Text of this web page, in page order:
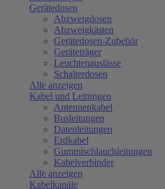
Gerätedosen
Abzweigdosen
Abzweigkästen
Gerätedosen-Zubehör
Geräteträger
Leuchtenauslässe
Schalterdosen
Alle anzeigen
Kabel und Leitungen
Antennenkabel
Busleitungen
Datenleitungen
Erdkabel
Gummischlauchleitungen
Kabelverbinder
Alle anzeigen
Kabelkanäle